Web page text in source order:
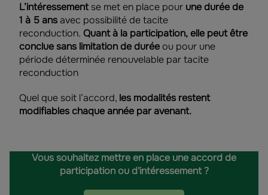
L’intéressement se met en place pour une durée de
1 à 5 ans avec possibilité de tacite
reconduction. Quant à la participation, elle peut être
conclue sans limitation de duréeou pour une
période déterminée renouvelable par tacite
reconduction
Quel que soit l’accord, les modalités restent
modifiables chaque année par avenant.
Vous souhaitez mettre en place une accord de
participation ou d'intéressement ?